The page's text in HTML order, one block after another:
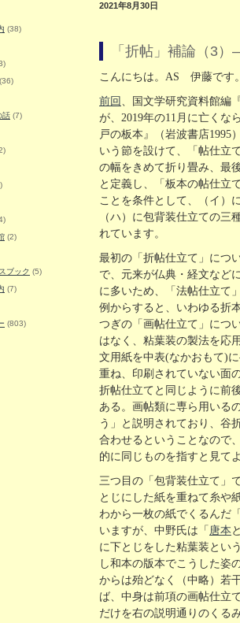
(38)
(36)
話 (7)
(2)
ブック (5)
(7)
(803)
2021年8月30日
「折帖」補論（3
こんにちは。AS 伊藤です
前回 、国文学研究資料館編
が、2019年の11月に亡く
戸の板本』（岩波書店1995
いう節を設けて、「帖仕立
の幅をきめて折り畳み、最
と定義し、「板本の帖仕立
ことを条件として、（イ）
（ハ）に包背装仕立ての三
れています。
最初の「折帖仕立て」につ
で、元来が仏典・経文など
に多いため、「法帖仕立て
例からすると、いわゆる折
つぎの「画帖仕立て」につ
はなく、粘葉装の製法を応
文用紙を中表(なかおもて)
重ね、印刷されていない面
折帖仕立てと同じように前
ある。画帖類に専ら用いる
う」と説明されており、谷
合わせるということなので
的に同じものを指すと見て
三つ目の「包背装仕立て」
とじにした紙を重ねて糸や
わから一枚の紙でくるんだ
いますが、中野氏は「 唐本
に下とじをした粘葉装とい
し和本の版本でこうした姿
からは殆どなく（中略）若
ば、中身は前項の画帖仕立
だけを右の説明通りのくる